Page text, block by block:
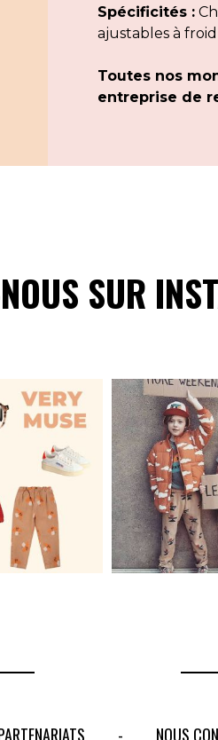
Spécificités :
ajustables à
Toutes nos
entreprise de
SUR
NOUS